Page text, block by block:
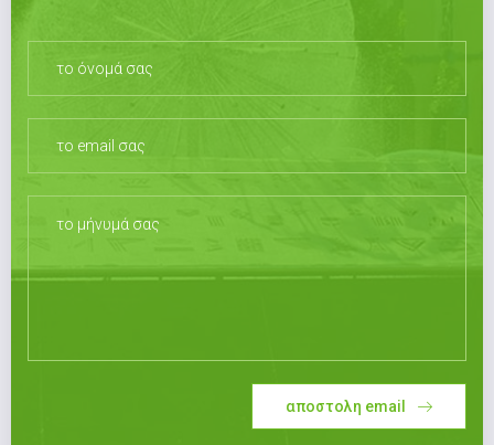
αποστολη email